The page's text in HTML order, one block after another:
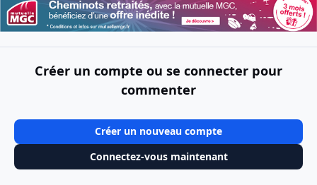
Créer un compte ou se connecter pour
commenter
Créer un nouveau compte
Connectez-vous maintenant